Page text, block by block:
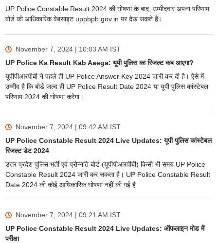
UP Police Constable Result 2024 की घोषणा के बाद, उम्मीदवार अपना परिणाम
बोर्ड की आधिकारिक वेबसाइट uppbpb.gov.in पर देख सकते हैं।
November 7, 2024 | 10:03 AM IST
UP Police Ka Result Kab Aaega: यूपी पुलिस का रिजल्ट कब आएगा?
यूपीपीआरपीबी ने पहले ही UP Police Answer Key 2024 जारी कर दी है। ऐसे में
उम्मीद है कि बोर्ड जल्द ही UP Police Result Date 2024 या यूपी पुलिस कांस्टेबल
परिणाम 2024 की घोषणा करेगा।
November 7, 2024 | 09:42 AM IST
UP Police Constable Result 2024 Live Updates: यूपी पुलिस कांस्टेबल
रिजल्ट डेट 2024
उत्तर प्रदेश पुलिस भर्ती एवं प्रोन्नति बोर्ड (यूपीपीआरपीबी) किसी भी समय UP Police
Constable Result 2024 जारी कर सकता है। UP Police Constable Result
Date 2024 की कोई आधिकारिक घोषणा नहीं की गई है
November 7, 2024 | 09:21 AM IST
UP Police Constable Result 2024 Live Updates: ऑफलाइन मोड में
परीक्षा